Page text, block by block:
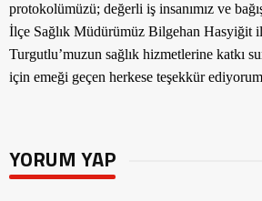
protokolümüzü; değerli iş insanımız ve
İlçe Sağlık Müdürümüz Bilgehan Hasyiğit
Turgutlu’muzun sağlık hizmetlerine katkı
için emeği geçen herkese teşekkür
YORUM YAP